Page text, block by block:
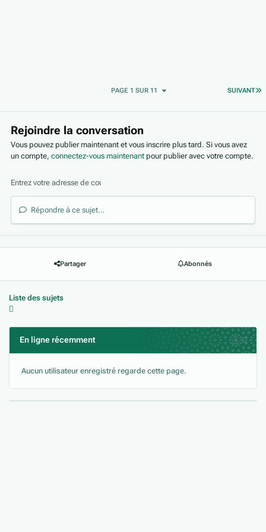
SUIVANT
PAGE 1 SUR 11
Rejoindre la conversation
Vous pouvez publier maintenant et vous inscrire plus tard. Si vous avez
un compte,connectez-vous maintenant pour publier avec votre compte.
Répondre à ce sujet…
Partager Abonnés
Liste des sujets
En ligne récemment 0
Aucun utilisateur enregistré regarde cette page.